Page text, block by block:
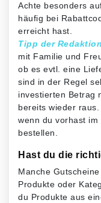
Achte besonders
häufig bei
erreicht hast.
Tipp der
mit Familie und
ob es evtl. eine
sind in der Regel
investierten Betrag
bereits wieder
wenn du vorhast im
bestellen.
Hast du die
Manche
Produkte oder
du Produkte aus